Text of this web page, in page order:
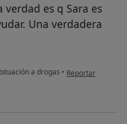
verdad es q Sara es
Una verdadera
a drogas • en opinión del
Reportar